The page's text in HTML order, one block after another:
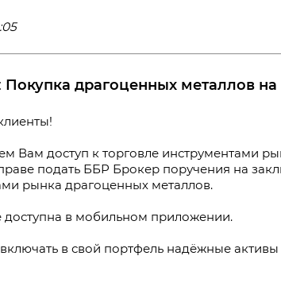
Покупка драгоценных металлов
Вам доступ к торговле инструментами
подать ББР Брокер поручения на
рынка драгоценных металлов.
доступна в мобильном приложении.
в свой портфель надёжные